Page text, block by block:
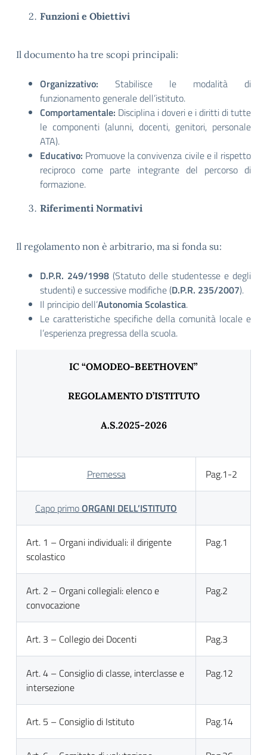
Funzioni e Obiettivi
Il documento ha tre scopi principali:
Organizzativo: Stabilisce le modalità di
funzionamento generale dell’istituto.
Comportamentale: Disciplina i doveri e i diritti di tutte
le componenti (alunni, docenti, genitori, personale
ATA).
Educativo: Promuove la convivenza civile e il rispetto
reciproco come parte integrante del percorso di
formazione.
Riferimenti Normativi
Il regolamento non è arbitrario, ma si fonda su:
D.P.R. 249/1998 (Statuto delle studentesse e degli
studenti) e successive modifiche (D.P.R. 235/2007).
Il principio dell’Autonomia Scolastica.
Le caratteristiche specifiche della comunità locale e
l’esperienza pregressa della scuola.
IC “OMODEO-BEETHOVEN”
REGOLAMENTO D’ISTITUTO
A.S.2025-2026
Premessa Pag.1-2
Capo primoORGANI DELL’ISTITUTO
Art. 1 – Organi individuali: il dirigente
scolastico
Pag.1
Art. 2 – Organi collegiali: elenco e
convocazione
Pag.2
Art. 3 – Collegio dei Docenti Pag.3
Art. 4 – Consiglio di classe, interclasse e
intersezione
Pag.12
Art. 5 – Consiglio di Istituto Pag.14